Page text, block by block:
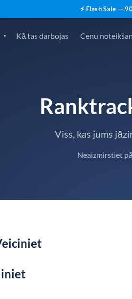
⚡ Flash Sale —
Kā tas darbojas Cenu
Viss, kas jums
Neaizmirstiet